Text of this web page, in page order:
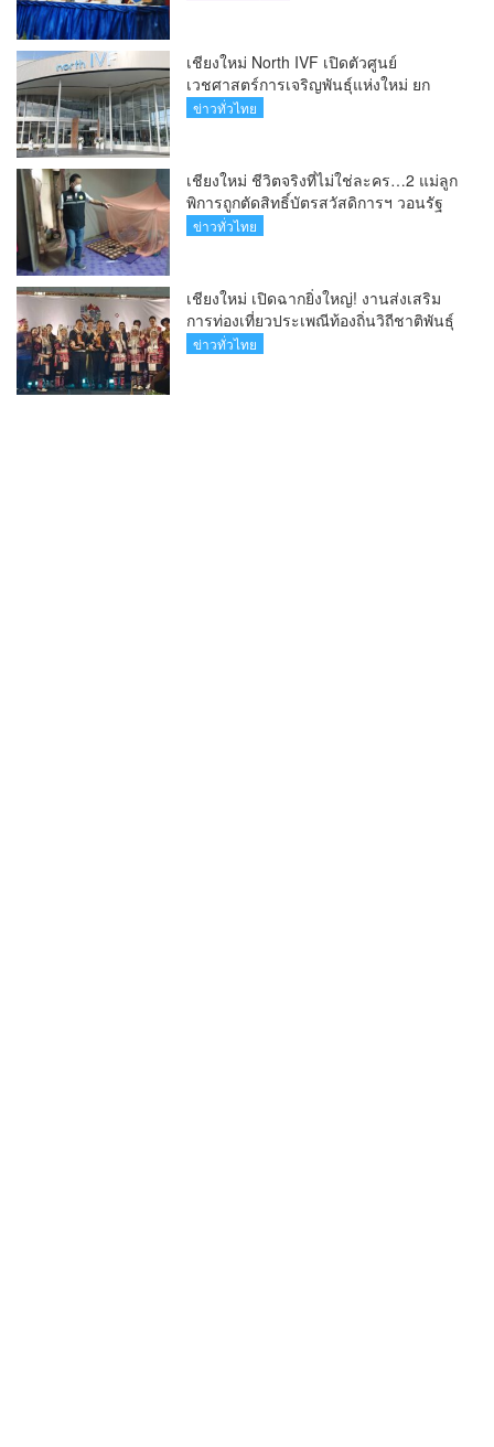
เชียงใหม่ North IVF เปิดตัวศูนย์
เวชศาสตร์การเจริญพันธุ์แห่งใหม่ ยก
ระดับเชียงใหม่สู่ ศูนย์กลางการรักษาผู้มี
ข่าวทั่วไทย
เชียงใหม่ ชีวิตจริงที่ไม่ใช่ละคร…2 แม่ลูก
พิการถูกตัดสิทธิ์บัตรสวัสดิการฯ วอนรัฐ
ทบทวนเกณฑ์ช่วยคนจน(คลิป)
ข่าวทั่วไทย
เชียงใหม่ เปิดฉากยิ่งใหญ่! งานส่งเสริม
การท่องเที่ยวประเพณีท้องถิ่นวิถีชาติพันธุ์
ล้านนา(คลิป)
ข่าวทั่วไทย